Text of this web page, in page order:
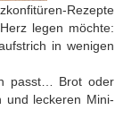
Rezepte
legen möchte:
in wenigen
passt… Brot oder
und leckeren Mini-